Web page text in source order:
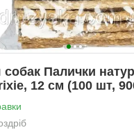
Палички
12 см (100 шт,